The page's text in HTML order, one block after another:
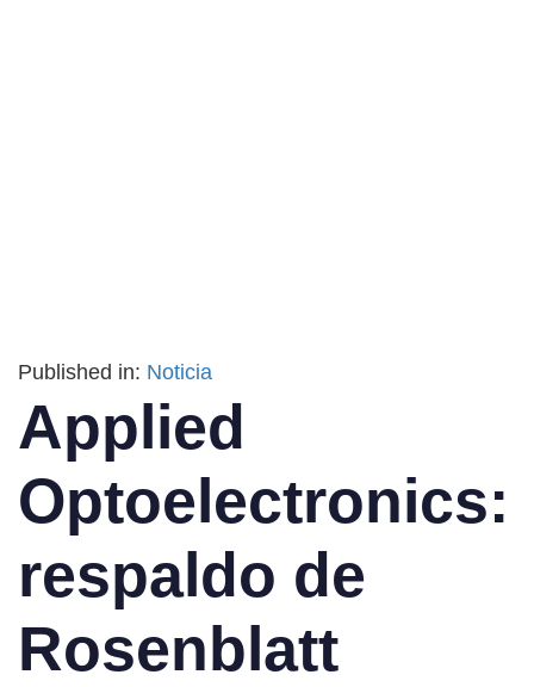
Published in: Noticia
Applied
Optoelectronics:
respaldo de
Rosenblatt